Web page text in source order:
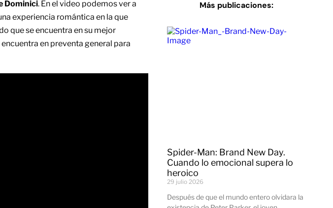
Dominici. En el video podemos ver a
experiencia romántica en la que
que se encuentra en su mejor
en preventa general para
Más publicaciones:
Spider-Man: Brand New Day.
Cuando lo emocional supera lo
heroico
29 julio 2026
Después de que el mundo entero olvidara la